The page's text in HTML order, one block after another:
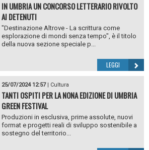
IN UMBRIA UN CONCORSO LETTERARIO RIVOLTO
AI DETENUTI
"Destinazione Altrove - La scrittura come
esplorazione di mondi senza tempo", è il titolo
della nuova sezione speciale p...
LEGGI
25/07/2024 12:57| Cultura
TANTI OSPITI PER LA NONA EDIZIONE DI UMBRIA
GREEN FESTIVAL
Produzioni in esclusiva, prime assolute, nuovi
format e progetti reali di sviluppo sostenibile a
sostegno del territorio...